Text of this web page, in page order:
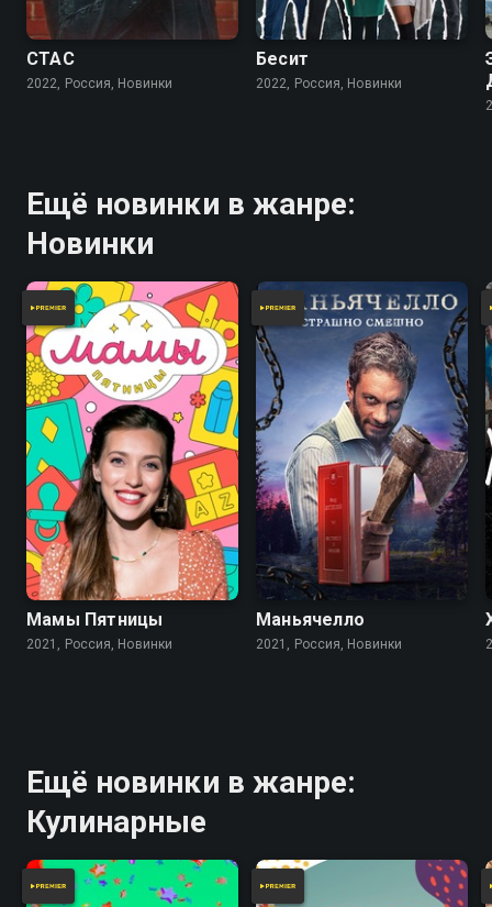
СТАС
2022, Россия, Новинки
Бесит
2022, Россия, Новинки
Ещё новинки в жанре:
Новинки
Мамы Пятницы
2021, Россия, Новинки
Маньячелло
2021, Россия, Новинки
Ещё новинки в жанре:
Кулинарные